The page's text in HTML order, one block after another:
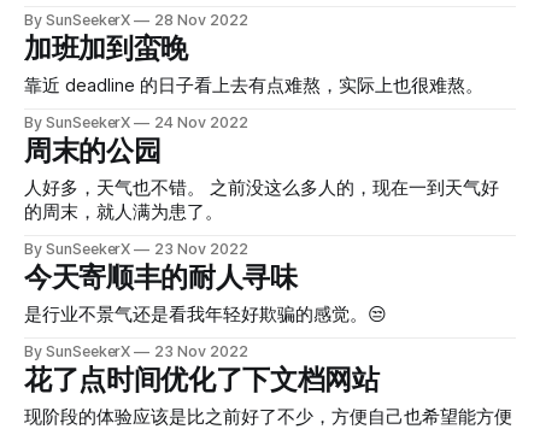
By SunSeekerX 28 Nov 2022
加班加到蛮晚
靠近 deadline 的日子看上去有点难熬，实际上也很难熬。
By SunSeekerX 24 Nov 2022
周末的公园
人好多，天气也不错。 之前没这么多人的，现在一到天气好
的周末，就人满为患了。
By SunSeekerX 23 Nov 2022
今天寄顺丰的耐人寻味
是行业不景气还是看我年轻好欺骗的感觉。😒
By SunSeekerX 23 Nov 2022
花了点时间优化了下文档网站
现阶段的体验应该是比之前好了不少，方便自己也希望能方便